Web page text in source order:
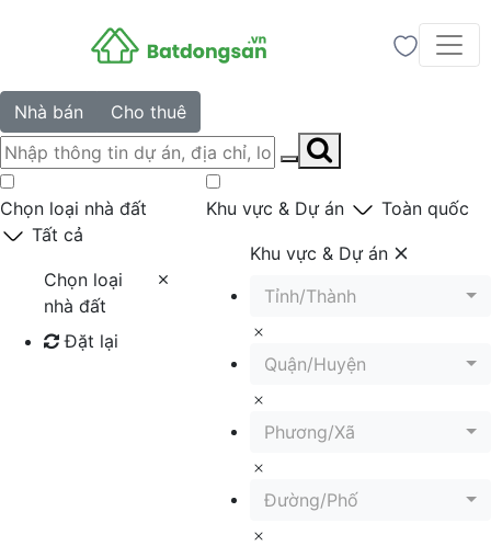
Nhà bán Cho thuê
Chọn loại nhà đất
Tất cả
Chọn loại
nhà đất
Đặt lại
Khu vực & Dự án Toàn quốc
Khu vực & Dự án
Tỉnh/Thành
Quận/Huyện
Phương/Xã
Đường/Phố